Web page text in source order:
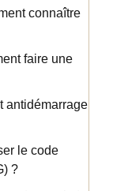
connaître
faire une
antidémarrage
le code
?